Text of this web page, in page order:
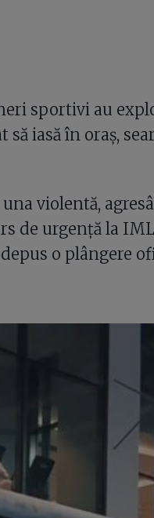
sportivi au
iasă în oraș,
violentă,
de urgență la
o plângere